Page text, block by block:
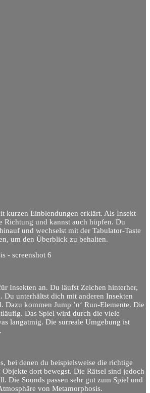
kurzen Einblendungen erklärt. Als Insekt
Richtung und kannst auch hüpfen. Du
und wechselst mit der Tabulator-Taste
um den Überblick zu behalten.
Insekten an. Du läufst Zeichen hinterher,
Du unterhältst dich mit anderen Insekten
Dazu kommen Jump ’n‘ Run-Elemente. Die
Das Spiel wird durch die viele
langatmig. Die surreale Umgebung ist
bei denen du beispielsweise die richtige
dort bewegst. Die Rätsel sind jedoch
Die Sounds passen sehr gut zum Spiel und
von Metamorphosis.